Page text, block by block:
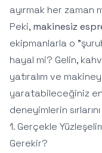
ayırmak her zaman
Peki, makinesiz
ekipmanlarla o
hayal mi? Gelin,
yatıralım ve
yaratabileceğiniz
deneyimlerin
1. Gerçekle
Gerekir?